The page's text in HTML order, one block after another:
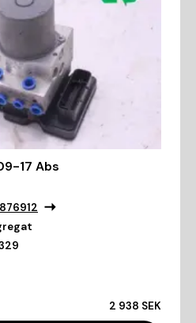
17 Abs
2 938 SEK